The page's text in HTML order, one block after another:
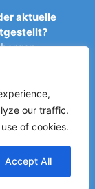
our traffic.
of cookies.
Accept All
aktuelle
oder
aktuell zu